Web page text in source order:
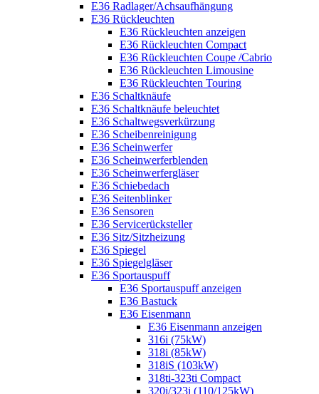
E36 Radlager/Achsaufhängung
E36 Rückleuchten
E36 Rückleuchten anzeigen
E36 Rückleuchten Compact
E36 Rückleuchten Coupe /Cabrio
E36 Rückleuchten Limousine
E36 Rückleuchten Touring
E36 Schaltknäufe
E36 Schaltknäufe beleuchtet
E36 Schaltwegsverkürzung
E36 Scheibenreinigung
E36 Scheinwerfer
E36 Scheinwerferblenden
E36 Scheinwerfergläser
E36 Schiebedach
E36 Seitenblinker
E36 Sensoren
E36 Servicerücksteller
E36 Sitz/Sitzheizung
E36 Spiegel
E36 Spiegelgläser
E36 Sportauspuff
E36 Sportauspuff anzeigen
E36 Bastuck
E36 Eisenmann
E36 Eisenmann anzeigen
316i (75kW)
318i (85kW)
318iS (103kW)
318ti-323ti Compact
320i/323i (110/125kW)